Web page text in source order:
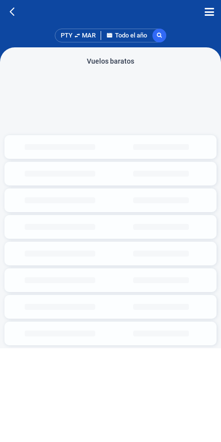
PTY MAR Todo el año
Vuelos baratos